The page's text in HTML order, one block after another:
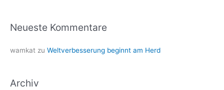
Neueste Kommentare
wamkat zu Weltverbesserung beginnt am Herd
Archiv